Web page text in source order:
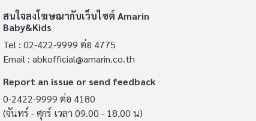
สนใจลงโฆษณากับเว็บไซต์ Amarin
Baby&Kids
Tel : 02-422-9999 ต่อ 4775
Email : abkofficial@amarin.co.th
Report an issue or send feedback
0-2422-9999 ต่อ 4180
(จันทร์ - ศุกร์ เวลา 09.00 - 18.00 น)